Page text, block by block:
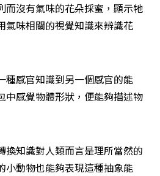
而沒有氣味的花朵採蜜，顯示牠
氣味相關的視覺知識來辨識花
種感官知識到另一個感官的能
中感覺物體形狀，便能夠描述物
換知識對人類而言是理所當然的
小動物也能夠表現這種抽象能